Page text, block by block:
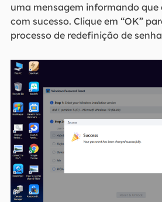
uma mensagem informando que
com sucesso. Clique em “OK”
processo de redefinição de